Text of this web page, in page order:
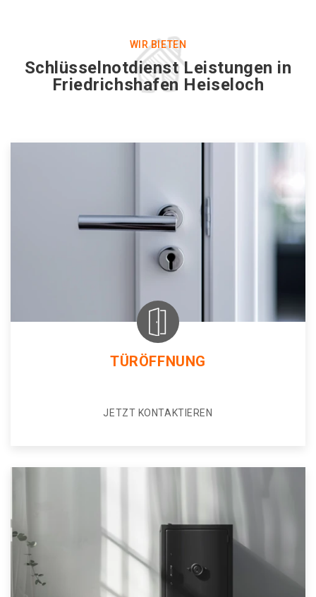
WIR BIETEN
Schlüsselnotdienst Leistungen in
Friedrichshafen Heiseloch
TÜRÖFFNUNG
JETZT KONTAKTIEREN